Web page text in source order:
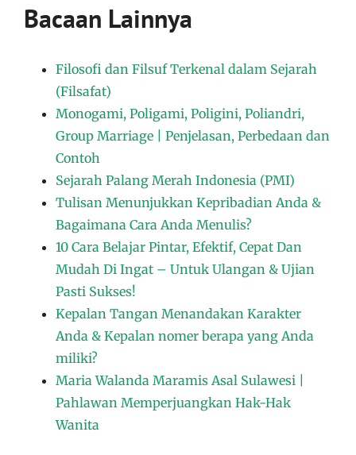
Bacaan Lainnya
Filosofi dan Filsuf Terkenal dalam Sejarah
(Filsafat)
Monogami, Poligami, Poligini, Poliandri,
Group Marriage | Penjelasan, Perbedaan dan
Contoh
Sejarah Palang Merah Indonesia (PMI)
Tulisan Menunjukkan Kepribadian Anda &
Bagaimana Cara Anda Menulis?
10 Cara Belajar Pintar, Efektif, Cepat Dan
Mudah Di Ingat – Untuk Ulangan & Ujian
Pasti Sukses!
Kepalan Tangan Menandakan Karakter
Anda & Kepalan nomer berapa yang Anda
miliki?
Maria Walanda Maramis Asal Sulawesi |
Pahlawan Memperjuangkan Hak-Hak
Wanita